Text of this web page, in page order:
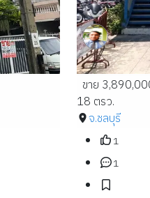
ขาย
18 ตรว.
จ.ชลบุรี
1
1